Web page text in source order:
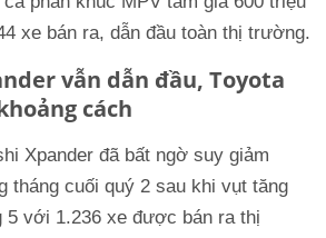
xe bán ra, dẫn đầu toàn thị trường.
vẫn dẫn đầu, Toyota
cách
Xpander đã bất ngờ suy giảm
tháng cuối quý 2 sau khi vụt tăng
5 với 1.236 xe được bán ra thị